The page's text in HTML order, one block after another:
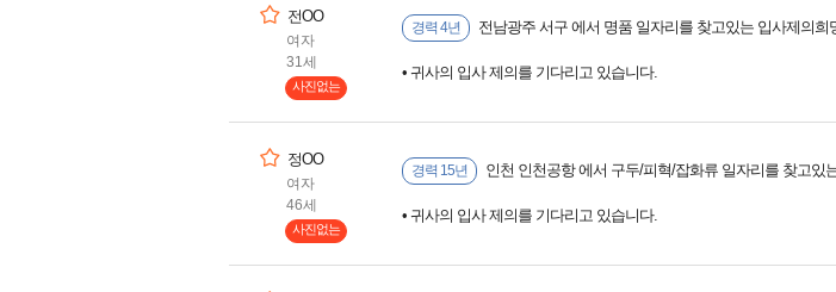
전OO
여자
31세
사진없는
경력 4년 전남광주 서구 에서 명품 일자리를 찾고있는 입사제의희망
• 귀사의 입사 제의를 기다리고 있습니다.
정OO
여자
46세
사진없는
경력 15년 인천 인천공항 에서 구두/피혁/잡화류 일자리를 찾고있는 입사제의희
• 귀사의 입사 제의를 기다리고 있습니다.